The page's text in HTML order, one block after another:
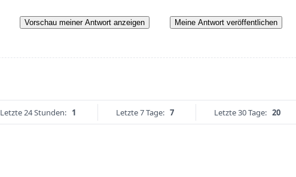
Vorschau meiner Antwort anzeigen Meine Antwort veröffentlichen
Letzte 24 Stunden: 1 Letzte 7 Tage: 7 Letzte 30 Tage: 20